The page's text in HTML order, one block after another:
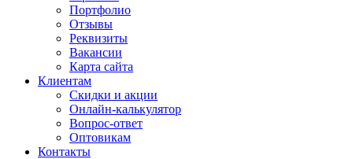
Портфолио
Отзывы
Реквизиты
Вакансии
Карта сайта
Клиентам
Скидки и акции
Онлайн-калькулятор
Вопрос-ответ
Оптовикам
Контакты